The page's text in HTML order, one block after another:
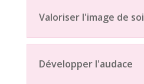
Valoriser l'image de soi
Développer l'audace